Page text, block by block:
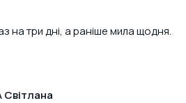
на три дні, а раніше мила щодня.